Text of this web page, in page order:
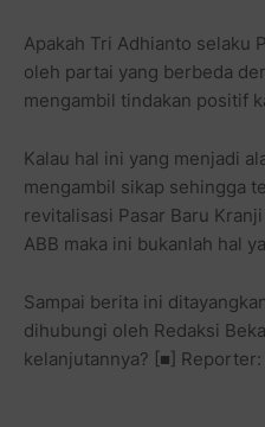
Apakah Tri Adhianto selaku
oleh partai yang berbeda
mengambil tindakan positif
Kalau hal ini yang menjadi
mengambil sikap sehingga
revitalisasi Pasar Baru
ABB maka ini bukanlah hal
Sampai berita ini
dihubungi oleh Redaksi
kelanjutannya? [■] Reporter: